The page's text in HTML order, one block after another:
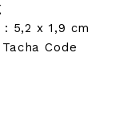
5,2 x 1,9 cm
Code